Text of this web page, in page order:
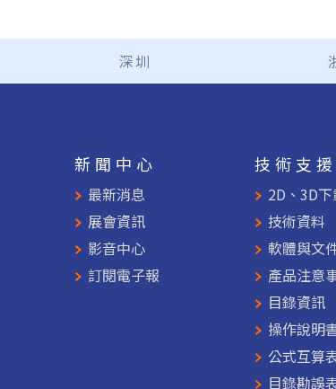
深圳
新聞中心
最新消息
展會資訊
影音中心
訂閱電子報
技術支
2D、3D
技術資料
軟體與文
產品注意
目錄資訊
操作說明
公式互算
目錄勘誤